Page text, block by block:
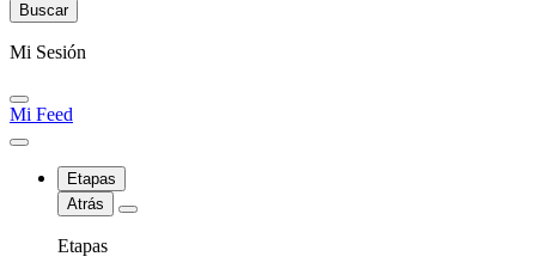
Mi Sesión
Mi Feed
Etapas
Atrás
Etapas